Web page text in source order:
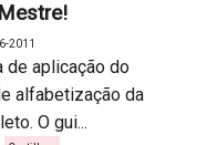
2011
de aplicação do
alfabetização da
O gui...